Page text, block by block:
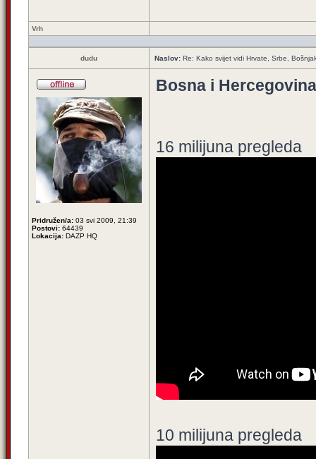
Vrh
dudu Naslov: Re: Kako svijet vidi Hrvate, Srbe,
Pridružen/a: 03 svi 2009, 21:39
Postovi: 64439
Lokacija: DAZP HQ
Bosna i
16 milijuna pregleda
10 milijuna pregleda